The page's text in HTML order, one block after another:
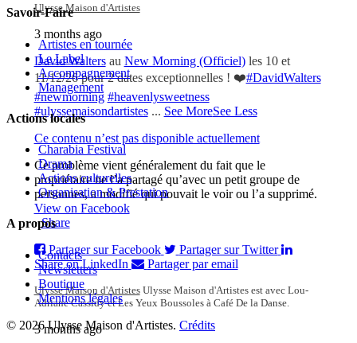
Ulysse Maison d'Artistes
3 months ago
David Waltersau New Morning (Officiel)les 10 et
11/12/26 pour 2 dates exceptionnelles ! ❤️#DavidWalters
#newmorning #heavenlysweetness
#ulyssemaisondartistes ... See MoreSee Less
Ce contenu n’est pas disponible actuellement
Ce problème vient généralement du fait que le
propriétaire ne l’a partagé qu’avec un petit groupe de
personnes, a modifié qui pouvait le voir ou l’a supprimé.
View on Facebook
· Share
Partager sur Facebook
Partager sur Twitter
Share on LinkedIn
Partager par email
Ulysse Maison d'Artistes Ulysse Maison d'Artistes est avec Lou-
Adriane Cassidy et Les Yeux Boussoles à Café De la Danse.
3 months ago
Savoir-Faire
Artistes en tournée
Le Label
Accompagnement
Management
Actions locales
Charabia Festival
Drama
Actions culturelles
Organisation & Prestation
A propos
Contacts
Newsletters
Boutique
Mentions légales
© 2026 Ulysse Maison d'Artistes. Crédits